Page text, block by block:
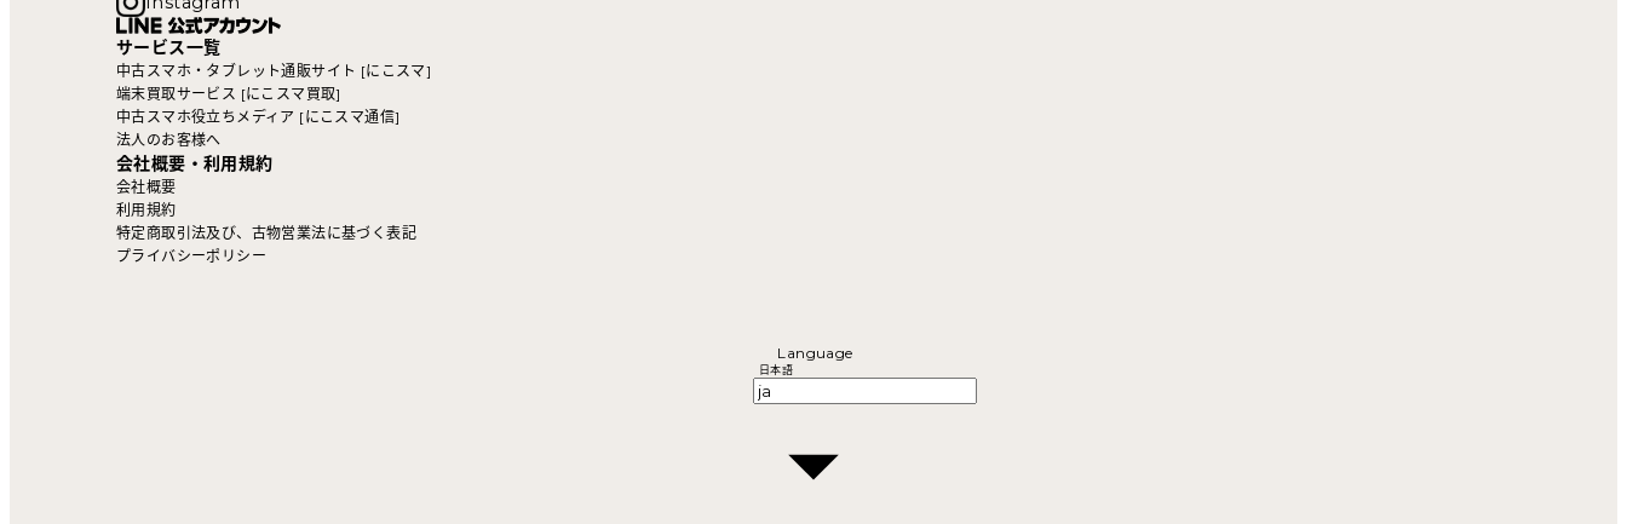
サービス一覧
中古スマホ・タブレット通販サイト [にこスマ]
端末買取サービス [にこスマ買取]
中古スマホ役立ちメディア [にこスマ通信]
法人のお客様へ
会社概要・利用規約
会社概要
利用規約
特定商取引法及び、古物営業法に基づく表記
プライバシーポリシー
Language
日本語